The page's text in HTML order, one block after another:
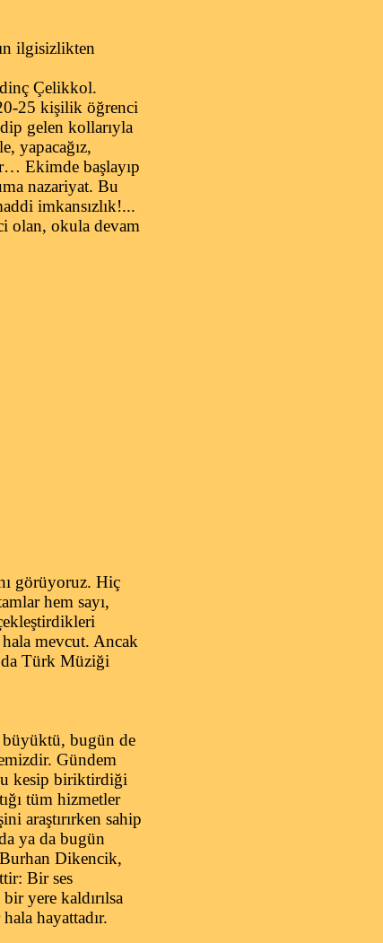
ilgisizlikten
Çelikkol.
25 kişilik öğrenci
gelen kollarıyla
yapacağız,
Ekimde başlayıp
nazariyat. Bu
imkansızlık!...
olan, okula devam
görüyoruz. Hiç
hem sayı,
mevcut. Ancak
Türk Müziği
bugün de
Gündem
kesip biriktirdiği
tüm hizmetler
araştırırken sahip
ya da bugün
Burhan Dikencik,
Bir ses
yere kaldırılsa
hayattadır.